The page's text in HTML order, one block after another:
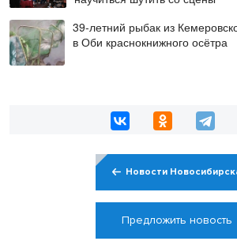
39-летний рыбак из
в Оби краснокнижного осётра
Новости
Предложить новость